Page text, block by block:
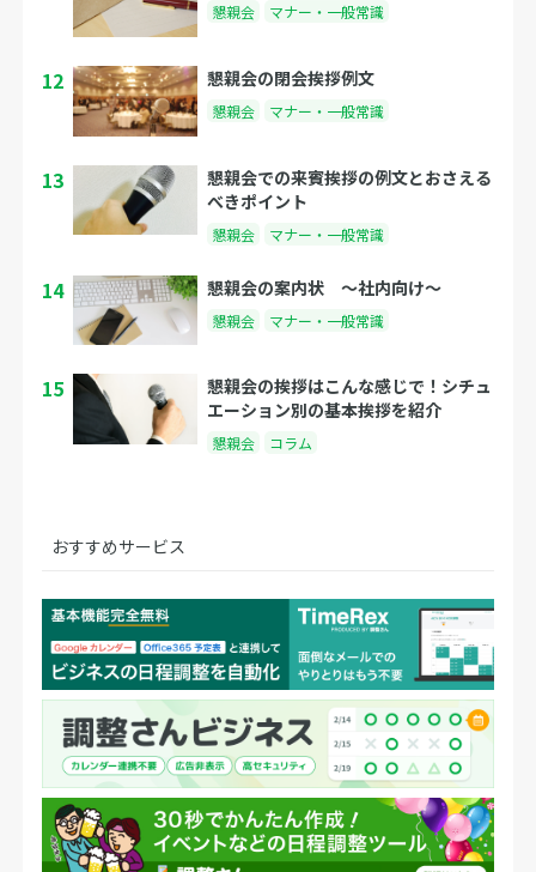
懇親会 マナー・一般常識
12 懇親会の閉会挨拶例文
懇親会 マナー・一般常識
13
懇親会での来賓挨拶の例文とおさえる
べきポイント
懇親会 マナー・一般常識
14 懇親会の案内状 〜社内向け〜
懇親会 マナー・一般常識
15
懇親会の挨拶はこんな感じで！シチュ
エーション別の基本挨拶を紹介
懇親会 コラム
おすすめサービス